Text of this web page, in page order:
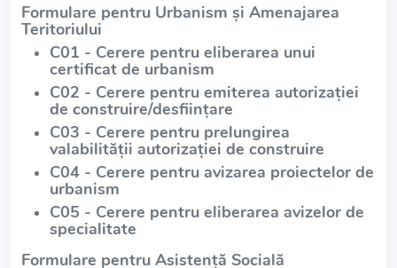
Formulare pentru Urbanism și Amenajarea
Teritoriului
C01 - Cerere pentru eliberarea unui
certificat de urbanism
C02 - Cerere pentru emiterea autorizației
de construire/desființare
C03 - Cerere pentru prelungirea
valabilității autorizației de construire
C04 - Cerere pentru avizarea proiectelor de
urbanism
C05 - Cerere pentru eliberarea avizelor de
specialitate
Formulare pentru Asistență Socială